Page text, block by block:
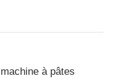
machine à pâtes